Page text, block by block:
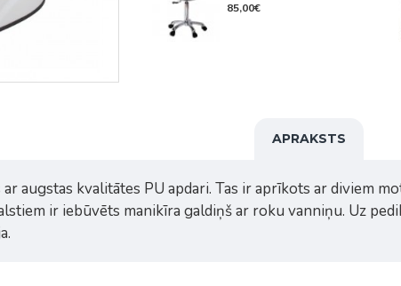
85,00€
APRAKSTS
augstas kvalitātes PU apdari. Tas ir aprīkots ar diviem
ir iebūvēts manikīra galdiņš ar roku vanniņu. Uz